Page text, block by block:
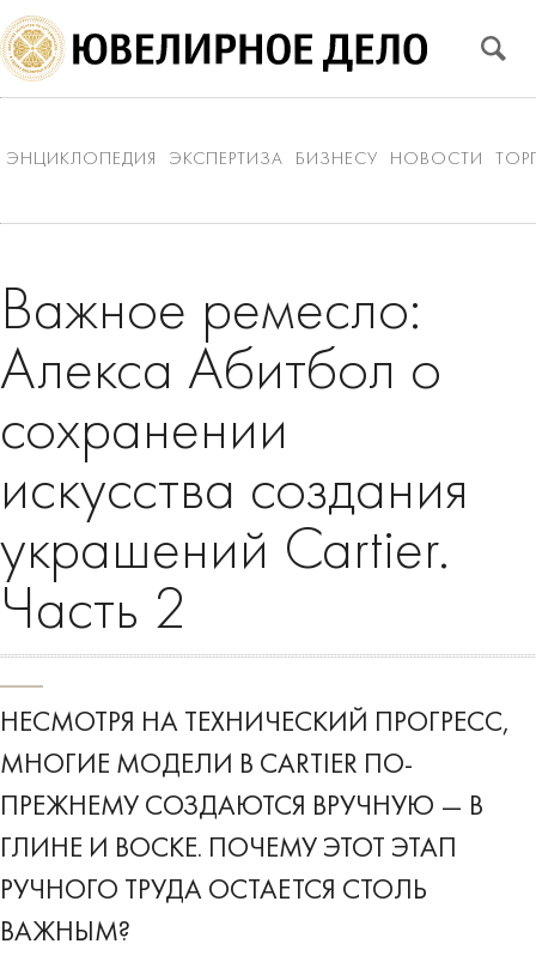
ЭНЦИКЛОПЕДИЯ ЭКСПЕРТИЗА БИЗНЕСУ НОВОСТИ
Важное ремесло:
Алекса Абитбол о
сохранении
искусства создания
украшений Cartier.
Часть 2
НЕСМОТРЯ НА ТЕХНИЧЕСКИЙ ПРОГРЕСС,
МНОГИЕ МОДЕЛИ В CARTIER ПО-
ПРЕЖНЕМУ СОЗДАЮТСЯ ВРУЧНУЮ — В
ГЛИНЕ И ВОСКЕ. ПОЧЕМУ ЭТОТ ЭТАП
РУЧНОГО ТРУДА ОСТАЕТСЯ СТОЛЬ
ВАЖНЫМ?